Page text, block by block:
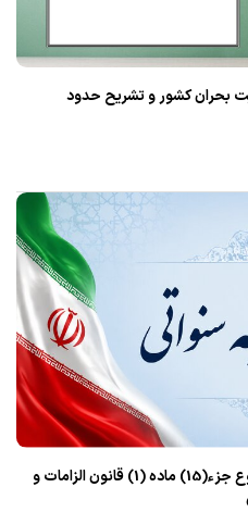
بحران کشور و تشریح حدود
بخشنامه به دستگاه‌های اجرایی موضوع جزء(15) ماده (1) قانون الزامات و